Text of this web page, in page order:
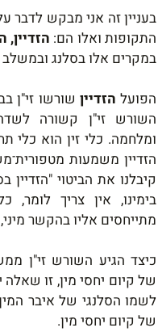
בעניין זה אני מבקש
התקופות ואלו הם: הזדיין,
במקרים אלו בסלנג ובמשלב
הפועל הזדיין שורשו זי"ן
השורש זי"ן קשורה
ומלחמה. כלי זין הוא
הזדיין משמעות
קיבלנו את הביטוי
בימינו, אין צריך
מתייחסים אליו בהקשר מיני,
כיצד הגיע השורש זי"ן
של קיום יחסי מין, זו
לשמו הסלנגי של איבר
של קיום יחסי מין.